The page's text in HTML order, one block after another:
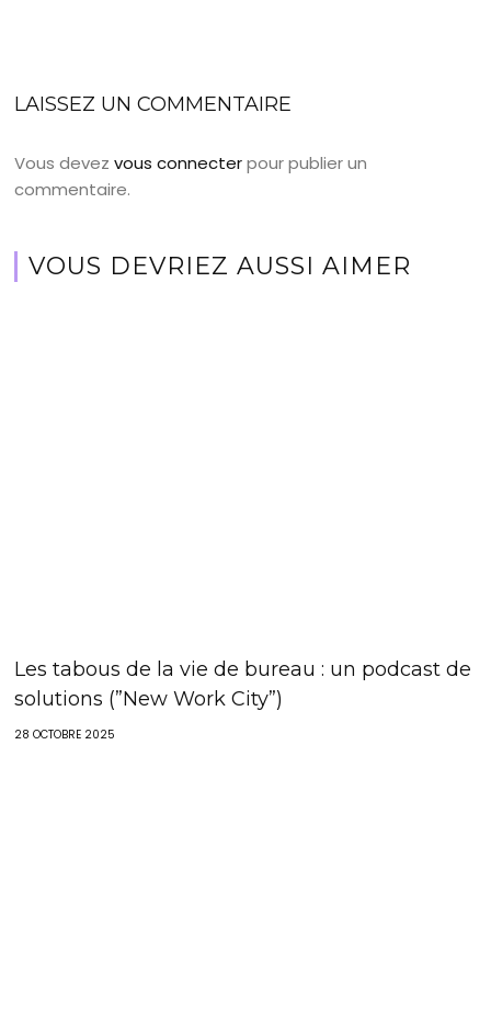
LAISSEZ UN COMMENTAIRE
Vous devezvous connecterpour publier un
commentaire.
VOUS DEVRIEZ AUSSI AIMER
Les tabous de la vie de bureau : un podcast de
solutions (”New Work City”)
28 OCTOBRE 2025